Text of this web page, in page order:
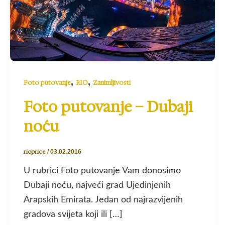
Foto putovanje, RIO, Zanimljivosti
Foto putovanje – Dubaji
noću
rioprice /03.02.2016
U rubrici Foto putovanje Vam donosimo
Dubaji noću, najveći grad Ujedinjenih
Arapskih Emirata. Jedan od najrazvijenih
gradova svijeta koji ili […]